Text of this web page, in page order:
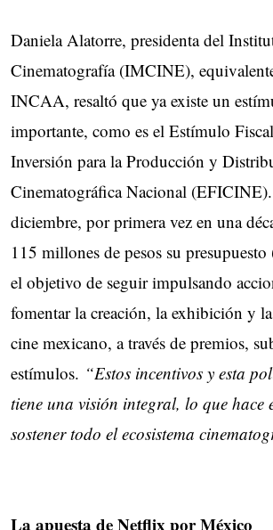
Daniela Alatorre, presidenta del
Cinematografía (IMCINE),
INCAA, resaltó que ya existe un
importante, como es el Estímulo
Inversión para la Producción y
Cinematográfica Nacional
diciembre, por primera vez en una
115 millones de pesos su
el objetivo de seguir impulsando
fomentar la creación, la exhibición y
cine mexicano, a través de premios,
estímulos. “Estos incentivos y esta
tiene una visión integral, lo que hace
sostener todo el ecosistema
La apuesta de Netflix por México